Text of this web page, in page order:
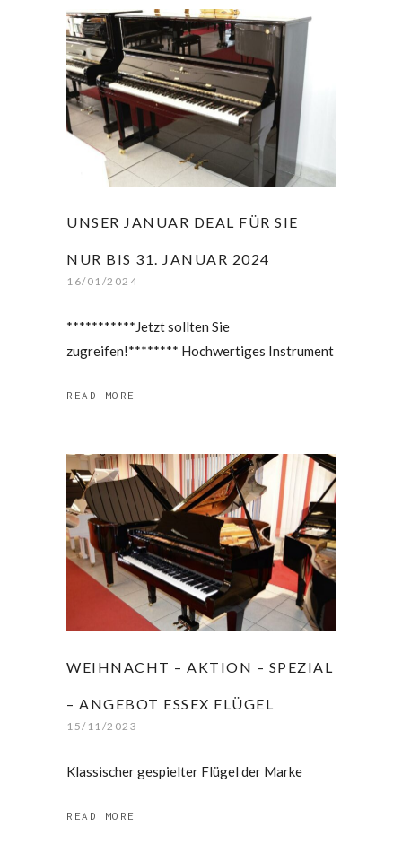
UNSER JANUAR DEAL FÜR SIE
NUR BIS 31. JANUAR 2024
16/01/2024
***********Jetzt sollten Sie
zugreifen!******** Hochwertiges Instrument
READ MORE
WEIHNACHT – AKTION – SPEZIAL
– ANGEBOT ESSEX FLÜGEL
15/11/2023
Klassischer gespielter Flügel der Marke
READ MORE